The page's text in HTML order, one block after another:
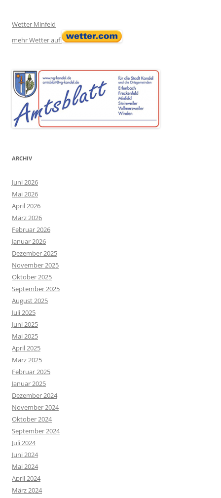
Wetter Minfeld
mehr Wetter auf
ARCHIV
Juni 2026
Mai 2026
April 2026
März 2026
Februar 2026
Januar 2026
Dezember 2025
November 2025
Oktober 2025
September 2025
August 2025
Juli 2025
Juni 2025
Mai 2025
April 2025
März 2025
Februar 2025
Januar 2025
Dezember 2024
November 2024
Oktober 2024
September 2024
Juli 2024
Juni 2024
Mai 2024
April 2024
März 2024